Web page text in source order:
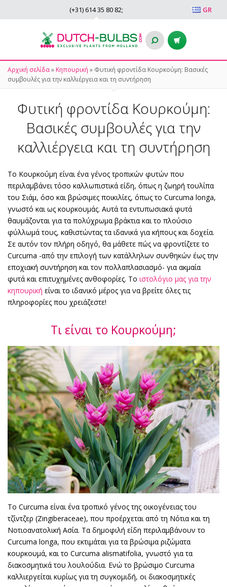
GR
(+31) 614 35 80 82;
Αρχική σελίδα» Κηπουρική » Φυτική φροντίδα Κουρκούμη: Βασικές
συμβουλές για την καλλιέργεια και τη συντήρηση
Φυτική φροντίδα Κουρκούμη:
Βασικές συμβουλές για την
καλλιέργεια και τη συντήρηση
Το Κουρκούμη είναι ένα γένος τροπικών φυτών που
περιλαμβάνει τόσο καλλωπιστικά είδη, όπως η ζωηρή τουλίπα
του Σιάμ, όσο και βρώσιμες ποικιλίες, όπως το Curcuma longa,
γνωστό και ως κουρκουμάς. Αυτά τα εντυπωσιακά φυτά
θαυμάζονται για τα πολύχρωμα βράκτια και το πλούσιο
φύλλωμά τους, καθιστώντας τα ιδανικά για κήπους και δοχεία.
Σε αυτόν τον πλήρη οδηγό, θα μάθετε πώς να φροντίζετε το
Curcuma -από την επιλογή των κατάλληλων συνθηκών έως την
εποχιακή συντήρηση και τον πολλαπλασιασμό- για ακμαία
φυτά και επιτυχημένες ανθοφορίες. Το ιστολόγιο μας για την
κηπουρική είναι το ιδανικό μέρος για να βρείτε όλες τις
πληροφορίες που χρειάζεστε!
Τι είναι το Κουρκούμη;
Το Curcuma είναι ένα τροπικό γένος της οικογένειας του
τζίντζερ (Zingiberaceae), που προέρχεται από τη Νότια και τη
Νοτιοανατολική Ασία. Τα δημοφιλή είδη περιλαμβάνουν το
Curcuma longa, που εκτιμάται για τα βρώσιμα ριζώματα
κουρκουμά, και το Curcuma alismatifolia, γνωστό για τα
διακοσμητικά του λουλούδια. Ενώ το βρώσιμο Curcuma
καλλιεργείται κυρίως για τη συγκομιδή, οι διακοσμητικές